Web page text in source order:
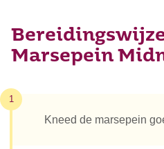
Marsepein
1
Kneed de marsepein